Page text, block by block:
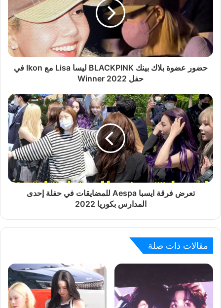
حضور عضوة بلاك بينك BLACKPINK ليسا Lisa مع Ikon في
حفل Winner 2022
تعرض فرقة ايسبا Aespa للمضايقات في حفلة إحدى
المدارس بكوريا 2022
مقالات ذات صلة